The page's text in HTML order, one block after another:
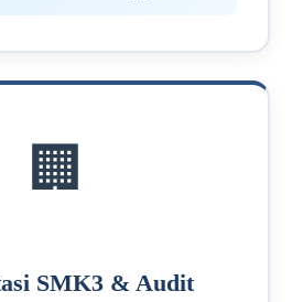
🏢
SMK3 & Audit